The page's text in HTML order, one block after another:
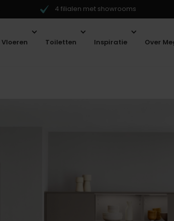
4 filialen met showrooms
Vloeren Toiletten Inspiratie Over